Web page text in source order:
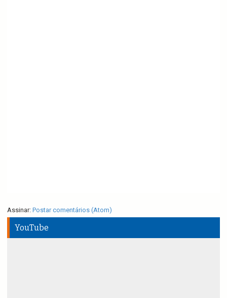
Assinar: Postar comentários (Atom)
YouTube